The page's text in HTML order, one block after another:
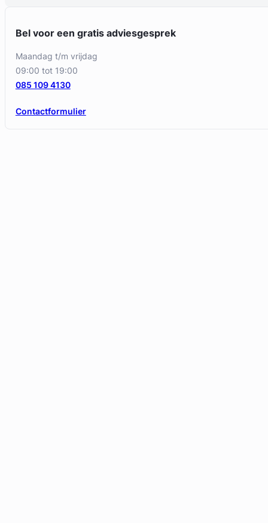
Bel voor een gratis adviesgesprek
maandag t/m vrijdag
09:00 tot 19:00
Contactformulier
085 109 4130